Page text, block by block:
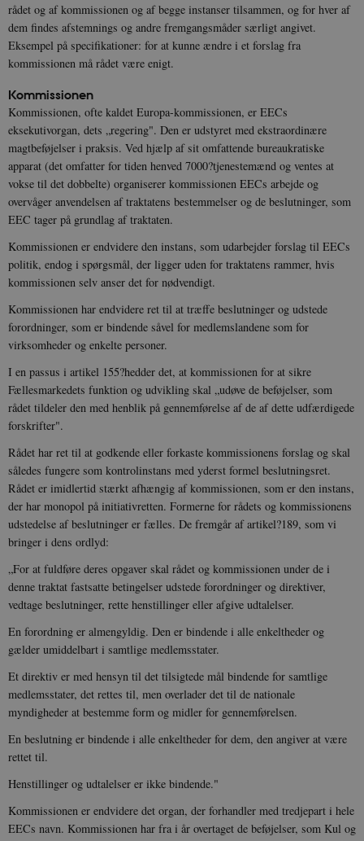
rådet og af kommissionen og af begge instanser tilsammen, og for hver af
dem findes afstemnings og andre fremgangsmåder særligt angivet.
Eksempel på specifikationer: for at kunne ændre i et forslag fra
kommissionen må rådet være enigt.
Kommissionen
Kommissionen, ofte kaldet Europa-kommissionen, er EECs
eksekutivorgan, dets „regering". Den er udstyret med ekstraordinære
magtbeføjelser i praksis. Ved hjælp af sit omfattende bureaukratiske
apparat (det omfatter for tiden henved 7000?tjenestemænd og ventes at
vokse til det dobbelte) organiserer kommissionen EECs arbejde og
overvåger anvendelsen af traktatens bestemmelser og de beslutninger, som
EEC tager på grundlag af traktaten.
Kommissionen er endvidere den instans, som udarbejder forslag til EECs
politik, endog i spørgsmål, der ligger uden for traktatens rammer, hvis
kommissionen selv anser det for nødvendigt.
Kommissionen har endvidere ret til at træffe beslutninger og udstede
forordninger, som er bindende såvel for medlemslandene som for
virksomheder og enkelte personer.
I en passus i artikel 155?hedder det, at kommissionen for at sikre
Fællesmarkedets funktion og udvikling skal „udøve de beføjelser, som
rådet tildeler den med henblik på gennemførelse af de af dette udfærdigede
forskrifter".
Rådet har ret til at godkende eller forkaste kommissionens forslag og skal
således fungere som kontrolinstans med yderst formel beslutningsret.
Rådet er imidlertid stærkt afhængig af kommissionen, som er den instans,
der har monopol på initiativretten. Formerne for rådets og kommissionens
udstedelse af beslutninger er fælles. De fremgår af artikel?189, som vi
bringer i dens ordlyd:
„For at fuldføre deres opgaver skal rådet og kommissionen under de i
denne traktat fastsatte betingelser udstede forordninger og direktiver,
vedtage beslutninger, rette henstillinger eller afgive udtalelser.
En forordning er almengyldig. Den er bindende i alle enkeltheder og
gælder umiddelbart i samtlige medlemsstater.
Et direktiv er med hensyn til det tilsigtede mål bindende for samtlige
medlemsstater, det rettes til, men overlader det til de nationale
myndigheder at bestemme form og midler for gennemførelsen.
En beslutning er bindende i alle enkeltheder for dem, den angiver at være
rettet til.
Henstillinger og udtalelser er ikke bindende."
Kommissionen er endvidere det organ, der forhandler med tredjepart i hele
EECs navn. Kommissionen har fra i år overtaget de beføjelser, som Kul og